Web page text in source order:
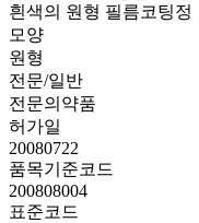
흰색의 원형 필름코팅정
모양
원형
전문/일반
전문의약품
허가일
20080722
품목기준코드
200808004
표준코드